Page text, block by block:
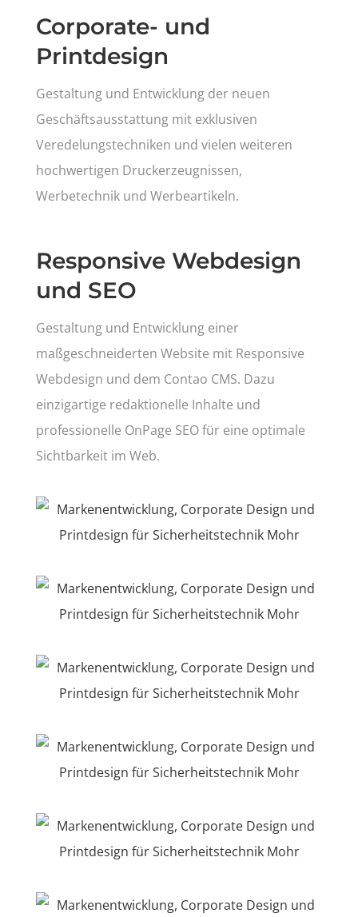
Corporate- und
Printdesign
Gestaltung und Entwicklung der neuen
Geschäftsausstattung mit exklusiven
Veredelungstechniken und vielen weiteren
hochwertigen Druckerzeugnissen,
Werbetechnik und Werbeartikeln.
Responsive Webdesign
und SEO
Gestaltung und Entwicklung einer
maßgeschneiderten Website mit Responsive
Webdesign und dem Contao CMS. Dazu
einzigartige redaktionelle Inhalte und
professionelle OnPage SEO für eine optimale
Sichtbarkeit im Web.